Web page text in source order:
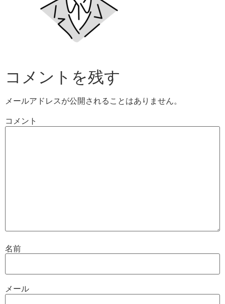
コメントを残す
メールアドレスが公開されることはありません。
コメント
名前
メール